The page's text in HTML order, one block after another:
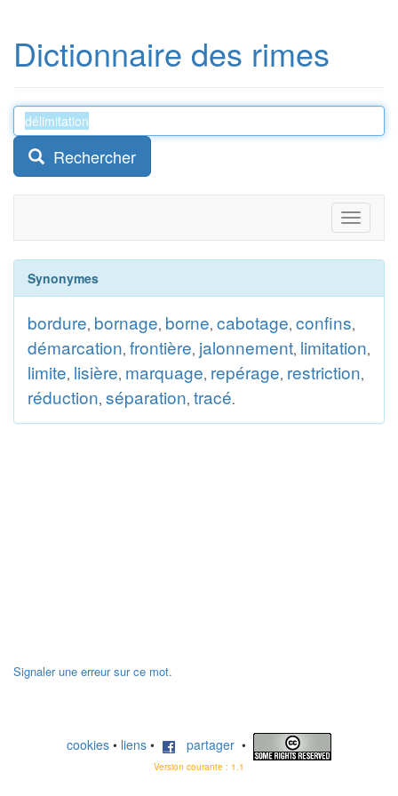
Dictionnaire des rimes
Rechercher
Toggle
Synonymes
bordure, bornage, borne, cabotage, confins,
démarcation, frontière, jalonnement, limitation,
limite, lisière, marquage, repérage, restriction,
réduction, séparation, tracé.
Signaler une erreur sur ce mot.
cookies • liens • partager •
Version courante : 1.1